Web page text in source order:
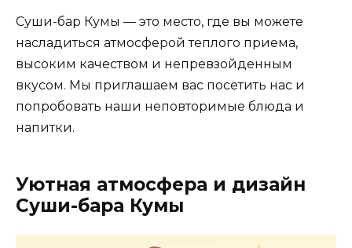
Суши-бар Кумы — это место, где вы можете
насладиться атмосферой теплого приема,
высоким качеством и непревзойденным
вкусом. Мы приглашаем вас посетить нас и
попробовать наши неповторимые блюда и
напитки.
Уютная атмосфера и дизайн
Суши-бара Кумы